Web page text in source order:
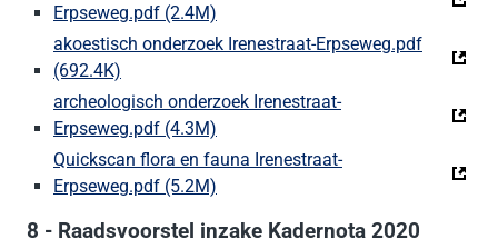
Erpseweg.pdf (2.4M) (Deze link gaat naar een externe
akoestisch onderzoek Irenestraat-Erpseweg.pdf
(692.4K)
archeologisch onderzoek Irenestraat-
Erpseweg.pdf (4.3M) (Deze link gaat naar een externe
Quickscan flora en fauna Irenestraat-
Erpseweg.pdf (5.2M) (Deze link gaat naar een externe
8 - Raadsvoorstel inzake Kadernota 2020